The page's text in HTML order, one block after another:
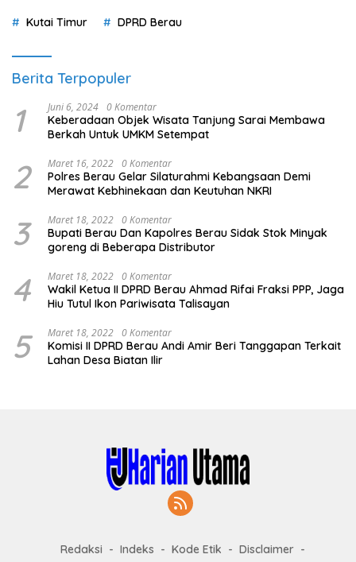
Kutai Timur DPRD Berau
Berita Terpopuler
1 Juni 6, 2024 0 Komentar
Keberadaan Objek Wisata Tanjung Sarai Membawa
Berkah Untuk UMKM Setempat
2 Maret 16, 2022 0 Komentar
Polres Berau Gelar Silaturahmi Kebangsaan Demi
Merawat Kebhinekaan dan Keutuhan NKRI
3 Maret 18, 2022 0 Komentar
Bupati Berau Dan Kapolres Berau Sidak Stok Minyak
goreng di Beberapa Distributor
4 Maret 18, 2022 0 Komentar
Wakil Ketua II DPRD Berau Ahmad Rifai Fraksi PPP, Jaga
Hiu Tutul Ikon Pariwisata Talisayan
5 Maret 18, 2022 0 Komentar
Komisi II DPRD Berau Andi Amir Beri Tanggapan Terkait
Lahan Desa Biatan Ilir
Redaksi Indeks Kode Etik
Disclaimer